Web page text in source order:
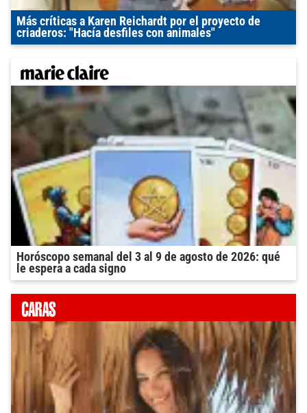
Más críticas a Karen Reichardt por el proyecto de
criaderos: "Hacía desfiles con animales"
Horóscopo semanal del 3 al 9 de agosto de 2026: qué
le espera a cada signo